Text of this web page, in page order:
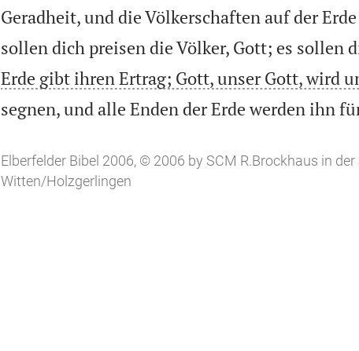
Geradheit, und die Völkerschaften auf der
sollen dich preisen die Völker, Gott; es sollen
Erde gibt ihren Ertrag; Gott, unser Gott, wird
segnen, und alle Enden der Erde werden ihn
Elberfelder Bibel 2006, © 2006 by SCM R.Brockhaus in
Witten/Holzgerlingen